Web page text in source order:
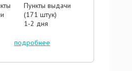
Пункты выдачи
(171 штук)
1-2 дня
подробнее